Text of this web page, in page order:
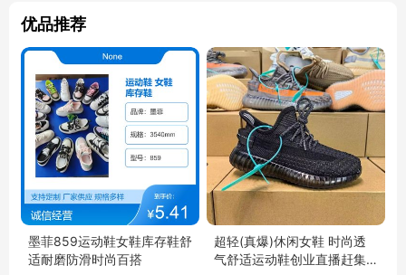
优品推荐
墨菲859运动鞋女鞋库存鞋舒
适耐磨防滑时尚百搭
超轻(真爆)休闲女鞋 时尚透
气舒适运动鞋创业直播赶集